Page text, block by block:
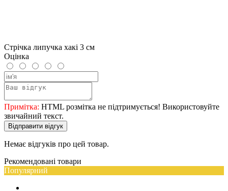
Стрічка липучка хакі 3 см
Оцінка
Примітка: HTML розмітка не підтримується! Використовуйте
звичайний текст.
Відправити відгук
Немає відгуків про цей товар.
Рекомендовані товари
Популярний